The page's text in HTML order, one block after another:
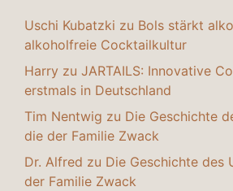
Uschi Kubatzki zu Bols stärkt
alkoholfreie Cocktailkultur
Harry zu JARTAILS: Innovative
erstmals in Deutschland
Tim Nentwig zu Die Geschichte
die der Familie Zwack
Dr. Alfred zu Die Geschichte des
der Familie Zwack